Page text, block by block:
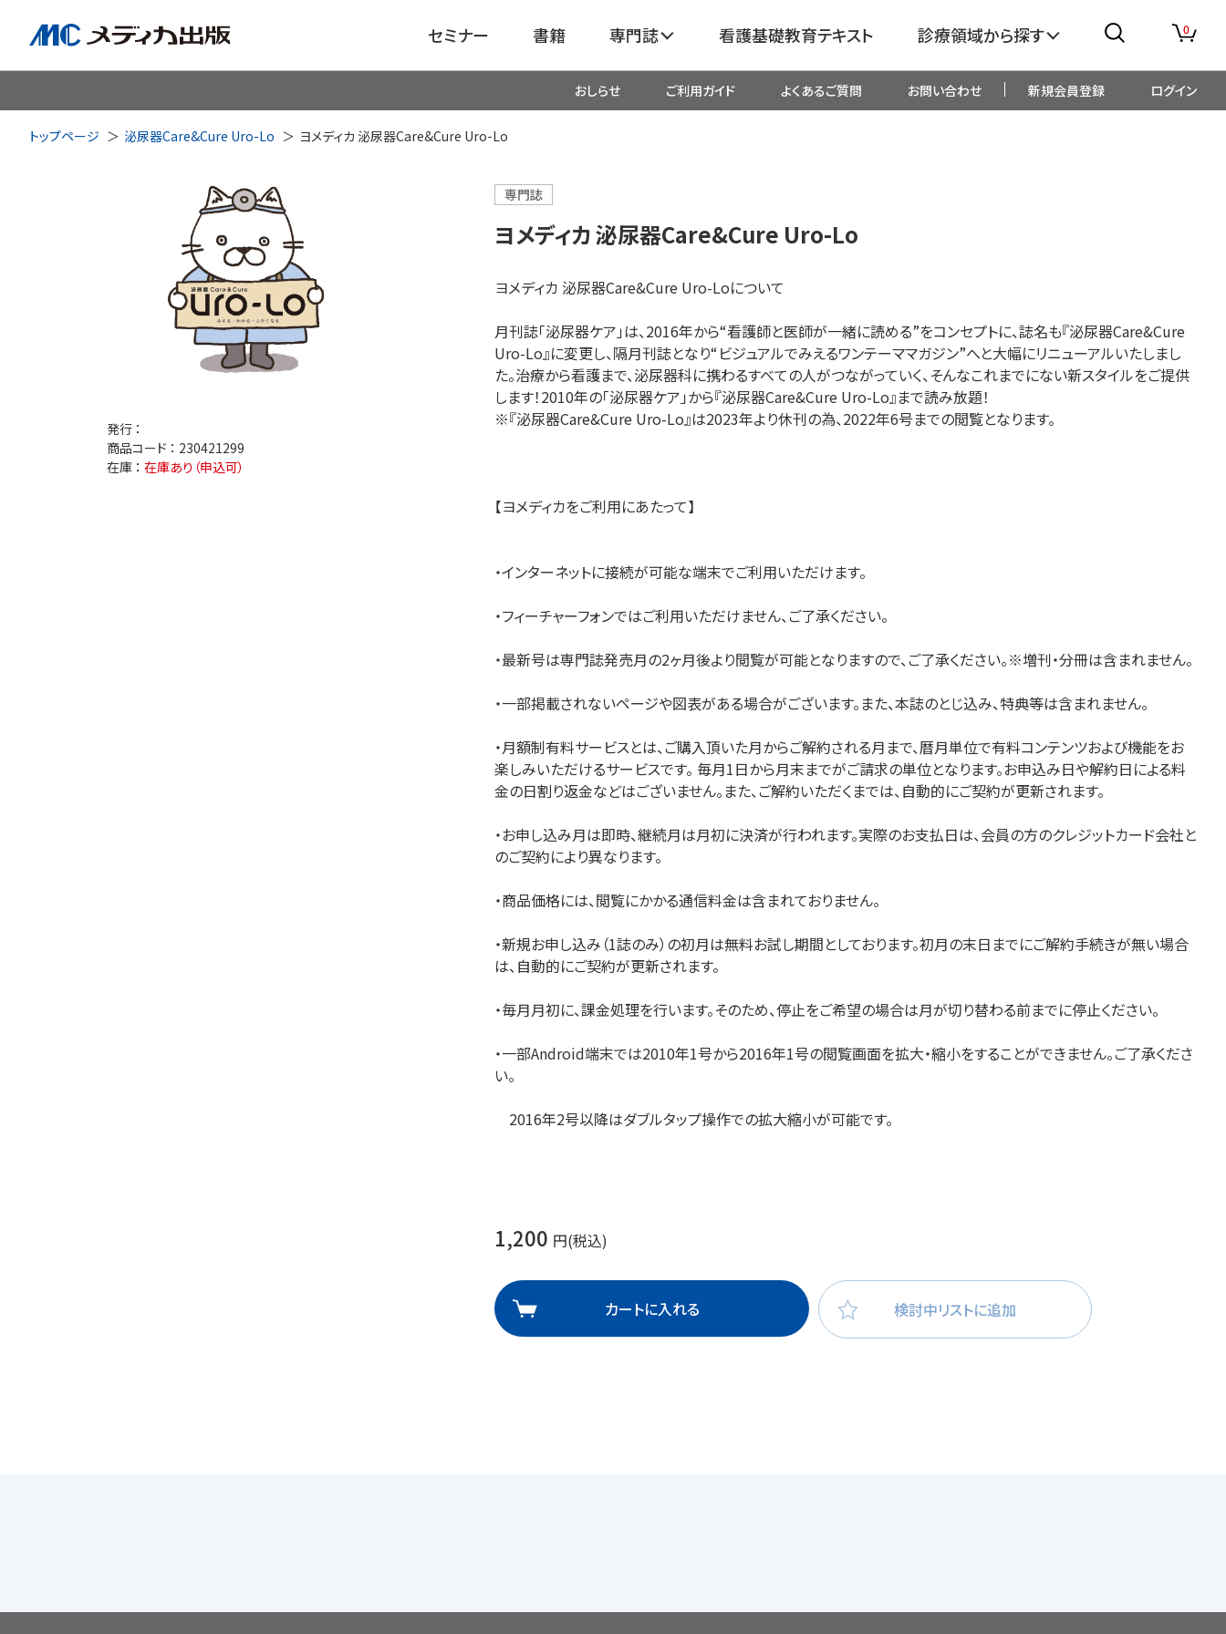
セミナー 書籍 専門誌
看護
医学
看護基礎教育テキスト 診療領域から探す
脳神経 循環器 心臓血管
透析・腎臓・血液浄化 がん
耳鼻咽喉科 産科・婦人科・周産期・助産
手術室・麻酔
感染管理・感染症 栄養管理 超音波・画像・臨床検査 薬剤
在宅医療・看護 高齢者看護
0
おしらせ ご利用ガイド よくあるご質問 お問い合わせ 新規会員登録 ログイン
トップページ 泌尿器Care&Cure Uro-Lo ヨメディカ 泌尿器Care&Cure Uro-Lo
発行 ：
商品コード ： 230421299
在庫 ： 在庫あり（申込可）
専門誌
ヨメディカ 泌尿器Care&Cure Uro-Lo
ヨメディカ 泌尿器Care&Cure Uro-Loについて
月刊誌「泌尿器ケア」は、2016年から“看護師と医師が一緒に読める”をコンセプトに、誌名も『泌尿器Care&Cure
Uro-Lo』に変更し、隔月刊誌となり“ビジュアルでみえるワンテーママガジン”へと大幅にリニューアルいたしまし
た。治療から看護まで、泌尿器科に携わるすべての人がつながっていく、そんなこれまでにない新スタイルをご提供
します！2010年の「泌尿器ケア」から『泌尿器Care&Cure Uro-Lo』まで読み放題！
※『泌尿器Care&Cure Uro-Lo』は2023年より休刊の為、2022年6号までの閲覧となります。
【ヨメディカをご利用にあたって】
・インターネットに接続が可能な端末でご利用いただけます。
・フィーチャーフォンではご利用いただけません、ご了承ください。
・最新号は専門誌発売月の2ヶ月後より閲覧が可能となりますので、ご了承ください。※増刊・分冊は含まれません。
・一部掲載されないページや図表がある場合がございます。また、本誌のとじ込み、特典等は含まれません。
・月額制有料サービスとは、ご購入頂いた月からご解約される月まで、暦月単位で有料コンテンツおよび機能をお
楽しみいただけるサービスです。 毎月1日から月末までがご請求の単位となります。お申込み日や解約日による料
金の日割り返金などはございません。また、ご解約いただくまでは、自動的にご契約が更新されます。
・お申し込み月は即時、継続月は月初に決済が行われます。実際のお支払日は、会員の方のクレジットカード会社と
のご契約により異なります。
・商品価格には、閲覧にかかる通信料金は含まれておりません。
・新規お申し込み（1誌のみ）の初月は無料お試し期間としております。初月の末日までにご解約手続きが無い場合
は、自動的にご契約が更新されます。
・毎月月初に、課金処理を行います。そのため、停止をご希望の場合は月が切り替わる前までに停止ください。
・一部Android端末では2010年1号から2016年1号の閲覧画面を拡大・縮小をすることができません。ご了承くださ
い。
2016年2号以降はダブルタップ操作での拡大縮小が可能です。
1,200 円(税込)
カートに入れる 検討中リストに追加